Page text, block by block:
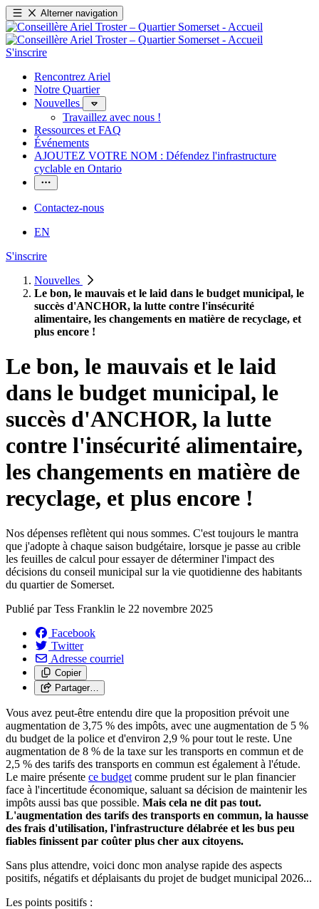
Alterner navigation
S'inscrire
Rencontrez Ariel
Notre Quartier
Nouvelles
Travaillez avec nous !
Ressources et FAQ
Événements
AJOUTEZ VOTRE NOM : Défendez l'infrastructure
cyclable en Ontario
Contactez-nous
EN
S'inscrire
Nouvelles
Le bon, le mauvais et le laid dans le budget municipal, le
succès d'ANCHOR, la lutte contre l'insécurité
alimentaire, les changements en matière de recyclage, et
plus encore !
Le bon, le mauvais et le laid
dans le budget municipal, le
succès d'ANCHOR, la lutte
contre l'insécurité alimentaire,
les changements en matière de
recyclage, et plus encore !
Nos dépenses reflètent qui nous sommes. C'est toujours le mantra
que j'adopte à chaque saison budgétaire, lorsque je passe au crible
les feuilles de calcul pour essayer de déterminer l'impact des
décisions du conseil municipal sur la vie quotidienne des habitants
du quartier de Somerset.
Publié parTess Franklin le 22 novembre 2025
Facebook
Twitter
Adresse courriel
Copier
Partager…
Vous avez peut-être entendu dire que la proposition prévoit une
augmentation de 3,75 % des impôts, avec une augmentation de 5 %
du budget de la police et d'environ 2,9 % pour tout le reste. Une
augmentation de 8 % de la taxe sur les transports en commun et de
2,5 % des tarifs des transports en commun est également à l'étude.
Le maire présente ce budget comme prudent sur le plan financier
face à l'incertitude économique, saluant sa décision de maintenir les
impôts aussi bas que possible. Mais cela ne dit pas tout.
L'augmentation des tarifs des transports en commun, la hausse
des frais d'utilisation, l'infrastructure délabrée et les bus peu
fiables finissent par coûter plus cher aux citoyens.
Sans plus attendre, voici donc mon analyse rapide des aspects
positifs, négatifs et déplaisants du projet de budget municipal 2026...
Les points positifs :